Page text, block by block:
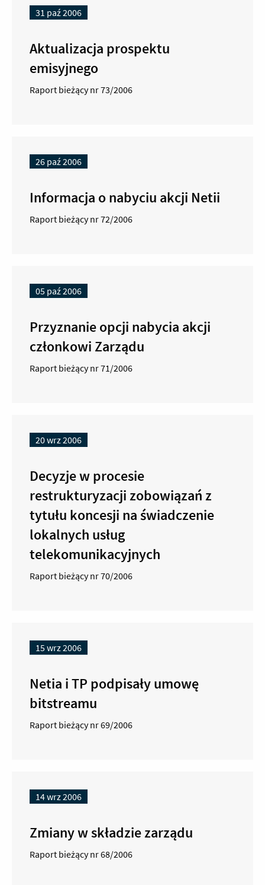
31 paź 2006
Aktualizacja prospektu
emisyjnego
Raport bieżący nr 73/2006
26 paź 2006
Informacja o nabyciu akcji Netii
Raport bieżący nr 72/2006
05 paź 2006
Przyznanie opcji nabycia akcji
członkowi Zarządu
Raport bieżący nr 71/2006
20 wrz 2006
Decyzje w procesie
restrukturyzacji zobowiązań z
tytułu koncesji na świadczenie
lokalnych usług
telekomunikacyjnych
Raport bieżący nr 70/2006
15 wrz 2006
Netia i TP podpisały umowę
bitstreamu
Raport bieżący nr 69/2006
14 wrz 2006
Zmiany w składzie zarządu
Raport bieżący nr 68/2006